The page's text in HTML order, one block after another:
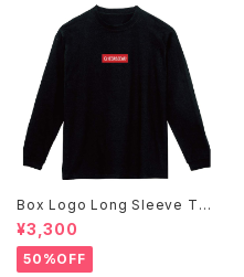
Box Logo Long Sleeve Te
e -Black-
¥3,300
50%OFF